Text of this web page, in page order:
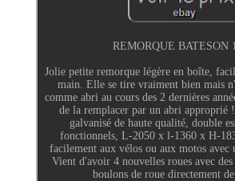
REMORQUE BATESON
Jolie petite remorque légère en boîte,
main. Elle se tire vraiment bien mais
comme abri au cours des 2 dernières
de la remplacer par un abri approprié
galvanisé de haute qualité, double
fonctionnels, L-2050 x l-1360 x H-
facilement aux vélos ou aux motos avec
Vient d'avoir 4 nouvelles roues avec des
boulons de roue directement de